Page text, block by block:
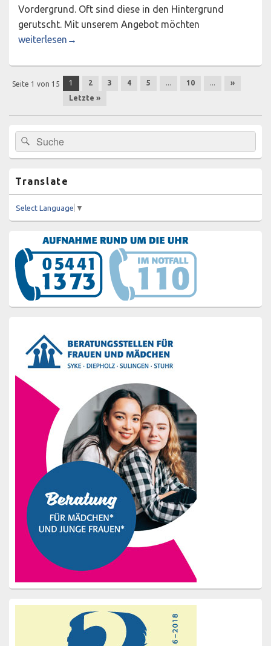
Vordergrund. Oft sind diese in den Hintergrund
gerutscht. Mit unserem Angebot möchten
Jetzt bin ich mal dran!
weiterlesen →
Beitragsnavigation
Seite 1 von 15 1 2 3 4 5 ... 10 ...
»
Letzte »
Primärer
Seitenleisten-
Widgetbereich
Suchen
nach:
Suchen
Translate
Select Language ▼